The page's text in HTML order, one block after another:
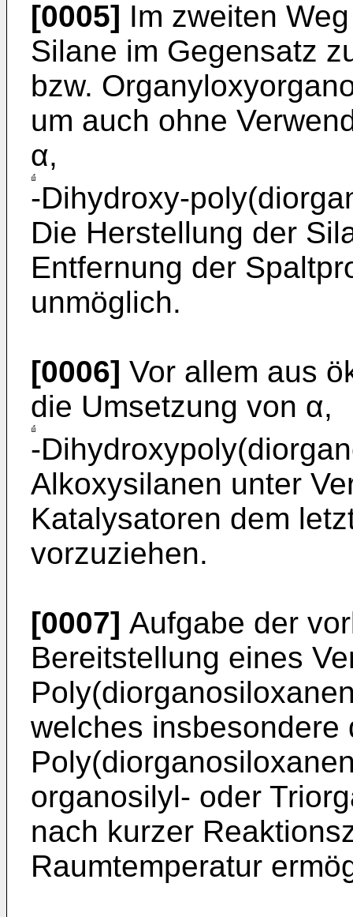
[0005] Im zweiten
Silane im Gegensatz
bzw.
um auch ohne
α,
-Dihydroxy-
Die Herstellung der
Entfernung der
unmöglich.
[0006] Vor allem aus
die Umsetzung von α,
-
Alkoxysilanen unter
Katalysatoren dem
vorzuziehen.
[0007] Aufgabe der
Bereitstellung eines
welches insbesondere
organosilyl- oder
nach kurzer
Raumtemperatur